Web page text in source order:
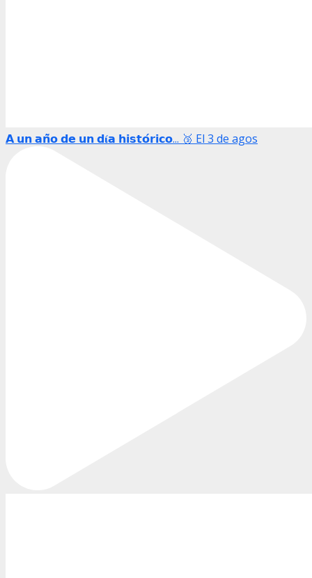
𝗔 𝘂𝗻 𝗮𝗻̃𝗼 𝗱𝗲 𝘂𝗻 𝗱𝛊́𝗮 𝗵𝗶𝘀𝘁𝗼́𝗿𝗶𝗰𝗼... 🥉 El 3 de agos